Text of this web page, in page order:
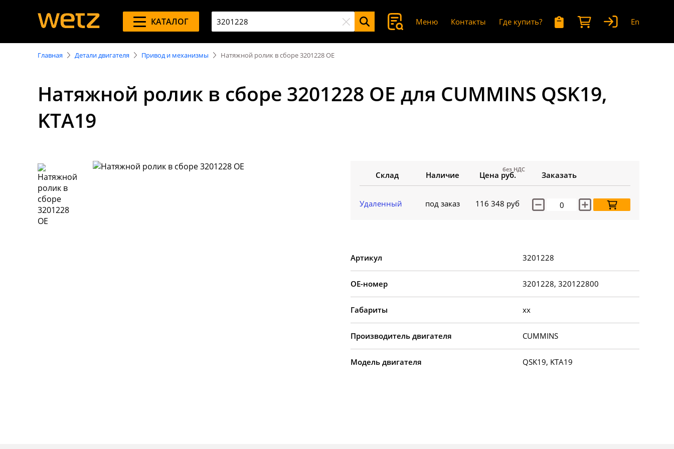
КАТАЛОГ Меню Контакты Где купить? En
Главная Детали двигателя Привод и механизмы Натяжной ролик в сборе 3201228 OE
Натяжной ролик в сборе 3201228 OE для CUMMINS QSK19,
KTA19
Склад Наличие Цена руб.
без НДС
Заказать
Удаленный под заказ 116 348 руб
Артикул 3201228
OE-номер 3201228, 320122800
Габариты xx
Производитель двигателя CUMMINS
Модель двигателя QSK19, KTA19